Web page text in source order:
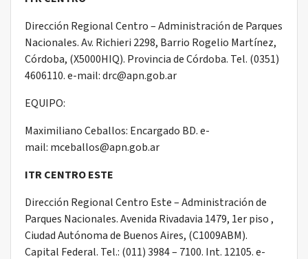
Dirección Regional Centro – Administración de Parques
Nacionales. Av. Richieri 2298, Barrio Rogelio Martínez,
Córdoba, (X5000HIQ). Provincia de Córdoba. Tel. (0351)
4606110. e-mail: drc@apn.gob.ar
EQUIPO:
Maximiliano Ceballos: Encargado BD. e-
mail: mceballos@apn.gob.ar
ITR CENTRO ESTE
Dirección Regional Centro Este – Administración de
Parques Nacionales. Avenida Rivadavia 1479, 1er piso ,
Ciudad Autónoma de Buenos Aires, (C1009ABM).
Capital Federal. Tel.: (011) 3984 – 7100. Int. 12105. e-